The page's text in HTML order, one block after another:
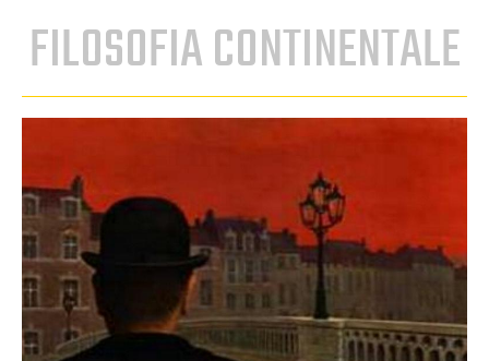
FILOSOFIA CONTINENTALE